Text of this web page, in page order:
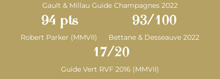
Gault & Millau Guide Champagnes 2022
Robert Parker (MMVII)
94 pts
Bettane & Desseauve 2022
93/100
Guide Vert RVF 2016 (MMVII)
17/20